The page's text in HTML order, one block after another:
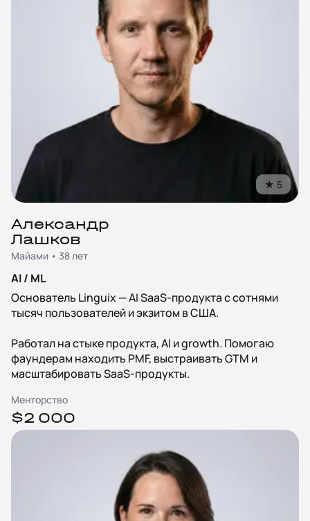
★ 5
Александр
Лашков
Майами • 38 лет
AI / ML
Основатель Linguix — AI SaaS-продукта с сотнями
тысяч пользователей и экзитом в США.
Работал на стыке продукта, AI и growth. Помогаю
фаундерам находить PMF, выстраивать GTM и
масштабировать SaaS-продукты.
Менторство
$2 000